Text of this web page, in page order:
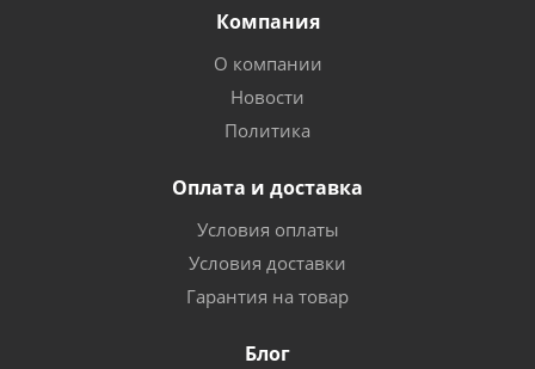
Компания
О компании
Новости
Политика
Оплата и доставка
Условия оплаты
Условия доставки
Гарантия на товар
Блог